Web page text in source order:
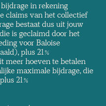
in rekening
claims van het collectief
bestaat dus uit jouw
is geclaimd door het
voor Baloise
plus 21%
meer hoeven te betalen
maximale bijdrage, die
21%